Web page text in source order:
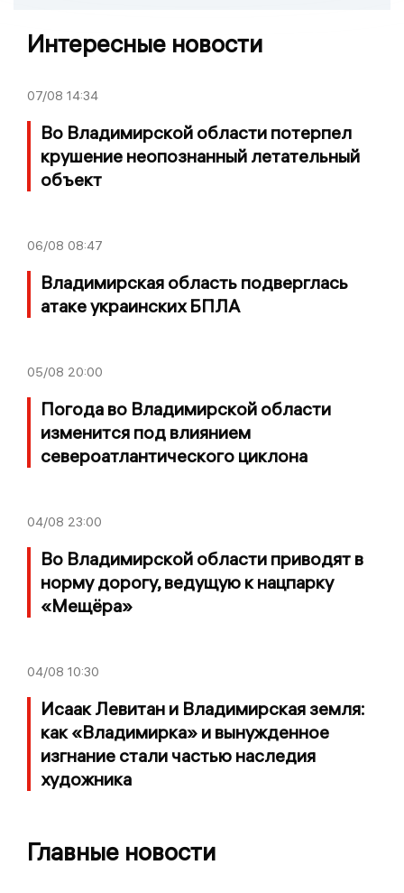
Интересные новости
07/08 14:34
Во Владимирской области потерпел
крушение неопознанный летательный
объект
06/08 08:47
Владимирская область подверглась
атаке украинских БПЛА
05/08 20:00
Погода во Владимирской области
изменится под влиянием
североатлантического циклона
04/08 23:00
Во Владимирской области приводят в
норму дорогу, ведущую к нацпарку
«Мещёра»
04/08 10:30
Исаак Левитан и Владимирская земля:
как «Владимирка» и вынужденное
изгнание стали частью наследия
художника
Главные новости